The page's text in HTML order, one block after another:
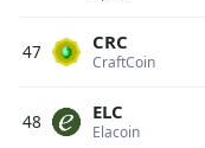
47 CraftCoin
CRC
48 Elacoin
ELC